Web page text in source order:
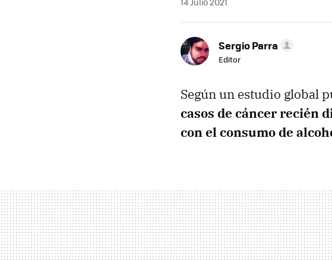
Sergio Parra
Editor
Según un estudio global
casos de cáncer recién
con el consumo de